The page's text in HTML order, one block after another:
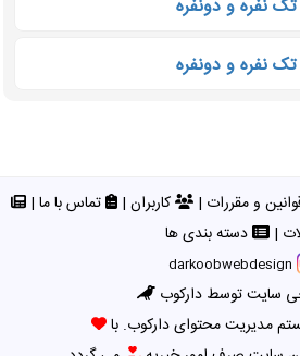
نفره و دونفره
نفره و دونفره
و مقررات | کاربران | تماس با ما|
| دسته بندی ها
darkoobwebdesign
سایت توسط دارکوب
مدیریت محتوای دارکوب. با